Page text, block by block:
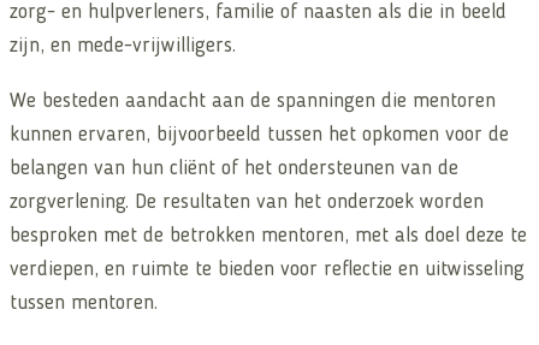
zorg- en hulpverleners, familie of naasten als die in beeld
zijn, en mede-vrijwilligers.
We besteden aandacht aan de spanningen die mentoren
kunnen ervaren, bijvoorbeeld tussen het opkomen voor de
belangen van hun cliënt of het ondersteunen van de
zorgverlening. De resultaten van het onderzoek worden
besproken met de betrokken mentoren, met als doel deze te
verdiepen, en ruimte te bieden voor reflectie en uitwisseling
tussen mentoren.